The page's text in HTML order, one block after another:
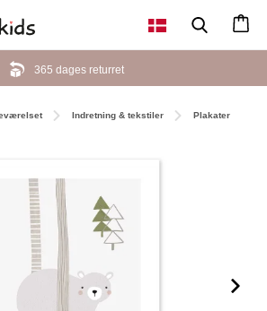
365 dages returret
Indretning & tekstiler Plakater